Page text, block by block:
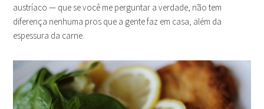
austríaco — que se você me perguntar a verdade, não tem
diferença nenhuma pros que a gente faz em casa, além da
espessura da carne.